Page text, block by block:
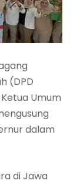
(DPD
Umum
dalam
di Jawa